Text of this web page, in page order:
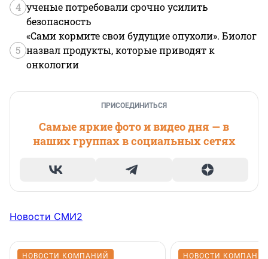
4 ученые потребовали срочно усилить
безопасность
5
«Сами кормите свои будущие опухоли». Биолог
назвал продукты, которые приводят к
онкологии
ПРИСОЕДИНИТЬСЯ
Самые яркие фото и видео дня — в
наших группах в социальных сетях
Новости СМИ2
НОВОСТИ КОМПАНИЙ НОВОСТИ